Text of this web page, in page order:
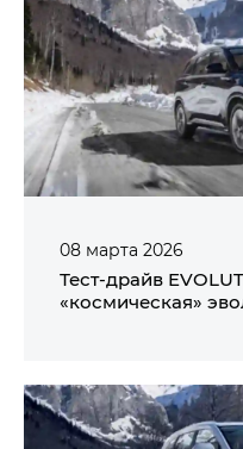
08 марта 2026
Тест-драйв
«космическая»